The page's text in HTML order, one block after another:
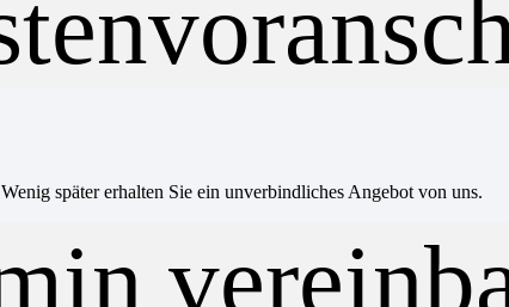
Wenig später erhalten Sie ein unverbindliches Angebot von uns.